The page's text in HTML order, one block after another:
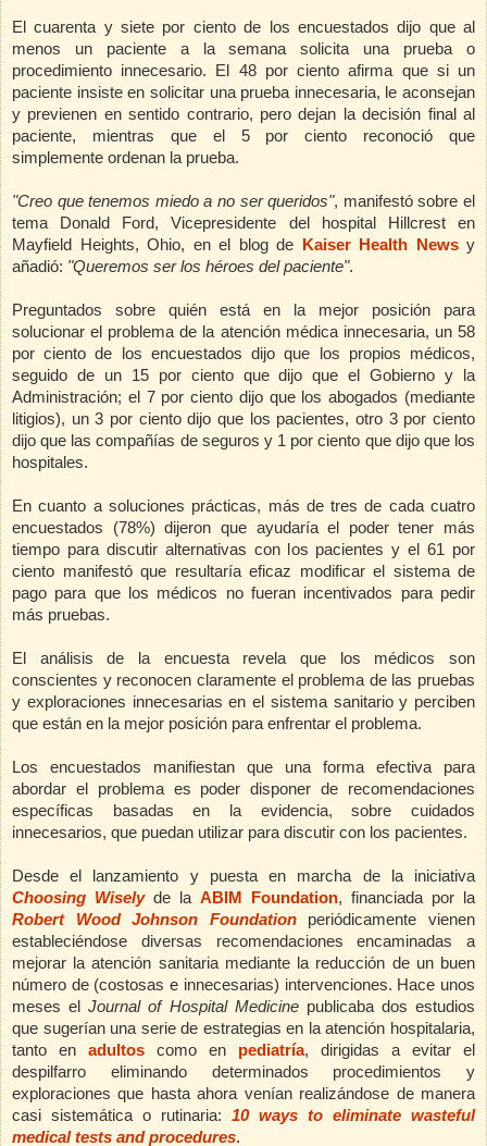
El cuarenta y siete por ciento de los encuestados dijo que al
menos un paciente a la semana solicita una prueba o
procedimiento innecesario. El 48 por ciento afirma que si un
paciente insiste en solicitar una prueba innecesaria, le aconsejan
y previenen en sentido contrario, pero dejan la decisión final al
paciente, mientras que el 5 por ciento reconoció que
simplemente ordenan la prueba.
"Creo que tenemos miedo a no ser queridos", manifestó sobre el
tema Donald Ford, Vicepresidente del hospital Hillcrest en
Mayfield Heights, Ohio, en el blog de
Kaiser Health Newsy
añadió: "Queremos ser los héroes del paciente".
Preguntados sobre quién está en la mejor posición para
solucionar el problema de la atención médica innecesaria, un 58
por ciento de los encuestados dijo que los propios médicos,
seguido de un 15 por ciento que dijo que el Gobierno y la
Administración; el 7 por ciento dijo que los abogados (mediante
litigios), un 3 por ciento dijo que los pacientes, otro 3 por ciento
dijo que las compañías de seguros y 1 por ciento que dijo que los
hospitales.
En cuanto a soluciones prácticas, más de tres de cada cuatro
encuestados (78%) dijeron que ayudaría el poder tener más
tiempo para discutir alternativas con los pacientes y el 61 por
ciento manifestó que resultaría eficaz modificar el sistema de
pago para que los médicos no fueran incentivados para pedir
más pruebas.
El análisis de la encuesta revela que los médicos son
conscientes y reconocen claramente el problema de las pruebas
y exploraciones innecesarias en el sistema sanitario y perciben
que están en la mejor posición para enfrentar el problema.
Los encuestados manifiestan que una forma efectiva para
abordar el problema es poder disponer de recomendaciones
específicas basadas en la evidencia, sobre cuidados
innecesarios, que puedan utilizar para discutir con los pacientes.
Desde el lanzamiento y puesta en marcha de la iniciativa
Choosing Wisely de la ABIM Foundation, financiada por la
Robert Wood Johnson Foundation
periódicamente vienen
estableciéndose diversas recomendaciones encaminadas a
mejorar la atención sanitaria mediante la reducción de un buen
número de (costosas e innecesarias) intervenciones. Hace unos
meses elJournal of Hospital Medicine publicaba dos estudios
que sugerían una serie de estrategias en la atención hospitalaria,
tanto en adultos como en pediatría, dirigidas a evitar el
despilfarro eliminando determinados procedimientos y
exploraciones que hasta ahora venían realizándose de manera
casi sistemática o rutinaria: 10 ways to eliminate wasteful
medical tests and procedures.